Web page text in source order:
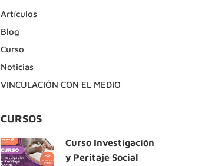
Artículos
Blog
Curso
Noticias
VINCULACIÓN CON EL MEDIO
CURSOS
Curso Investigación
y Peritaje Social